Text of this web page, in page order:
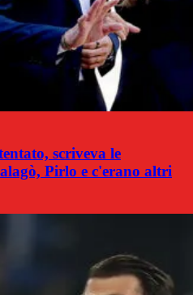
scriveva le
Pirlo e c'erano altri